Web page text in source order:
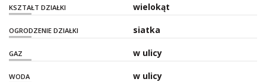
KSZTAŁT DZIAŁKI wielokąt
OGRODZENIE DZIAŁKI siatka
GAZ w ulicy
WODA w ulicy